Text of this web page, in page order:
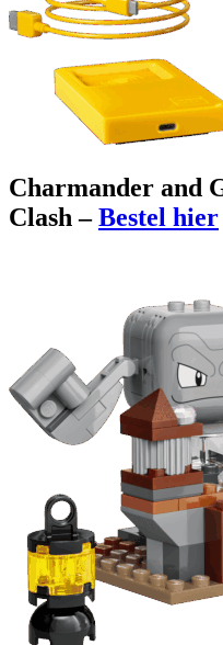
Charmander and
Clash –Bestel hier